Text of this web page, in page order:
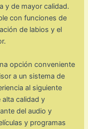
y de mayor calidad.
con funciones de
de labios y el
opción conveniente
a un sistema de
al siguiente
calidad y
del audio y
y programas